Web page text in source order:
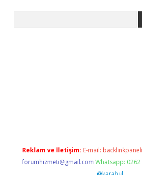
Reklam ve İletişim: E-mail:
forumhizmeti@gmail.com Whatsapp: 0262